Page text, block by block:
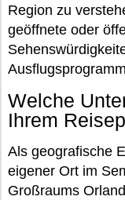
Region zu
geöffnete oder
Welche
Ihrem
Als geografische
eigener Ort im
Großraums